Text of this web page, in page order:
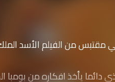
مقتبس من الفيلم الأسد
يأخذ افكاره من بومبا